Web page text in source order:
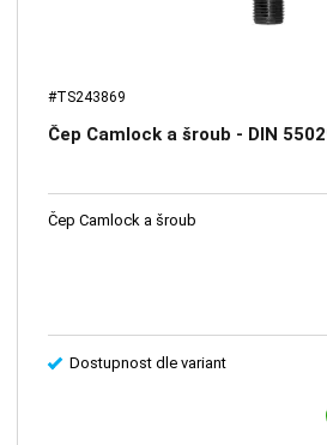
#TS243869
Čep Camlock a šroub - DIN
Čep Camlock a šroub
Dostupnost dle variant